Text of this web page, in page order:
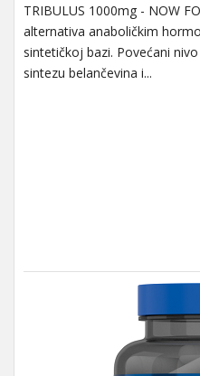
TRIBULUS 1000mg - NOW
alternativa anaboličkim
sintetičkoj bazi. Povećani
sintezu belančevina i...